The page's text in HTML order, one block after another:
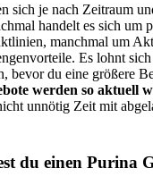
sich je nach Zeitraum
handelt es sich um
manchmal um
Es lohnt sich
bevor du eine größere
werden so aktuell
unnötig Zeit mit
du einen Purina